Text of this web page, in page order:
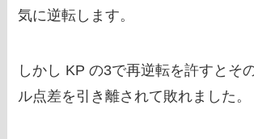
気に逆転します。
しかし KP の3で再逆転を許すとそ
ル点差を引き離されて敗れました。